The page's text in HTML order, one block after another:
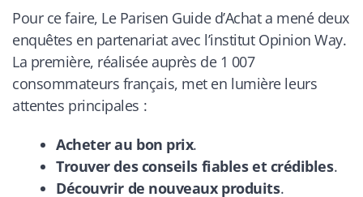
Pour ce faire, Le Parisen Guide d’Achat a mené deux
enquêtes en partenariat avec l’institut Opinion Way.
La première, réalisée auprès de 1 007
consommateurs français, met en lumière leurs
attentes principales :
Acheter au bon prix.
Trouver des conseils fiables et crédibles.
Découvrir de nouveaux produits.